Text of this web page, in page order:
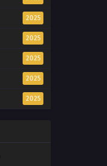
2025
2025
2025
2025
2025